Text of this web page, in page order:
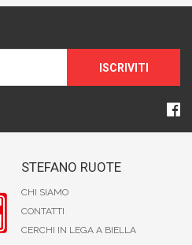
ISCRIVITI
STEFANO RUOTE
CHI SIAMO
CONTATTI
CERCHI IN LEGA A BIELLA